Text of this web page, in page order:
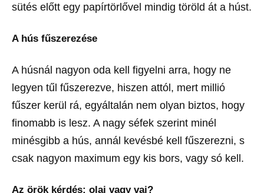
sütés előtt egy papírtörlővel mindig töröld át a húst.
A hús fűszerezése
A húsnál nagyon oda kell figyelni arra, hogy ne
legyen tűl fűszerezve, hiszen attól, mert millió
fűszer kerül rá, egyáltalán nem olyan biztos, hogy
finomabb is lesz. A nagy séfek szerint minél
minésgibb a hús, annál kevésbé kell fűszerezni, s
csak nagyon maximum egy kis bors, vagy só kell.
Az örök kérdés: olaj vagy vaj?